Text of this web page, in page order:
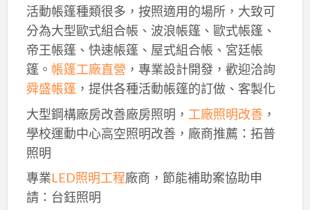
活動帳篷種類很多，按照適用的場所，大致可
分為大型歐式組合帳、波浪帳篷、歐式帳篷、
帝王帳篷、快速帳篷、屋式組合帳、宮廷帳
篷。 帳篷工廠直營 ，專業設計開發，歡迎洽詢
舜盛帳篷，提供各種活動帳篷的訂做、客製化
大型鋼構廠房改善廠房照明， 工廠照明改善，
學校運動中心高空照明改善，廠商推薦：拓普
照明
專業LED照明工程廠商，節能補助案協助申
請：台鈺照明